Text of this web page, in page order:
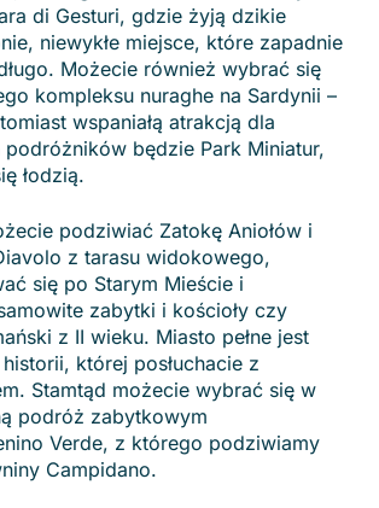
di Gesturi, gdzie żyją dzikie
niewykłe miejsce, które zapadnie
Możecie również wybrać się
kompleksu nuraghe na Sardynii –
wspaniałą atrakcją dla
podróżników będzie Park Miniatur,
łodzią.
podziwiać Zatokę Aniołów i
z tarasu widokowego,
się po Starym Mieście i
zabytki i kościoły czy
z II wieku. Miasto pełne jest
której posłuchacie z
Stamtąd możecie wybrać się w
podróż zabytkowym
Verde, z którego podziwiamy
Campidano.